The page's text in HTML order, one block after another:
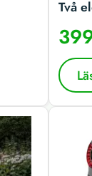
Två